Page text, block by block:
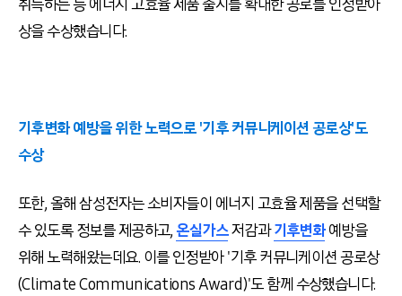
취득하는 등 에너지 고효율 제품 출시를 확대한 공로를 인정받아
상을 수상했습니다.
기후변화 예방을 위한 노력으로 '기후 커뮤니케이션 공로상'도
수상
또한, 올해 삼성전자는 소비자들이 에너지 고효율 제품을 선택할
수 있도록 정보를 제공하고,온실가스저감과기후변화예방을
위해 노력해왔는데요. 이를 인정받아 '기후 커뮤니케이션 공로상
(Climate Communications Award)'도 함께 수상했습니다.